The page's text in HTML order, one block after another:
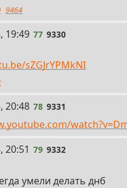
9464
19:49 77 9330
sZGJrYPMkNI
20:48 78 9331
20:51 79 9332
умели делать днб